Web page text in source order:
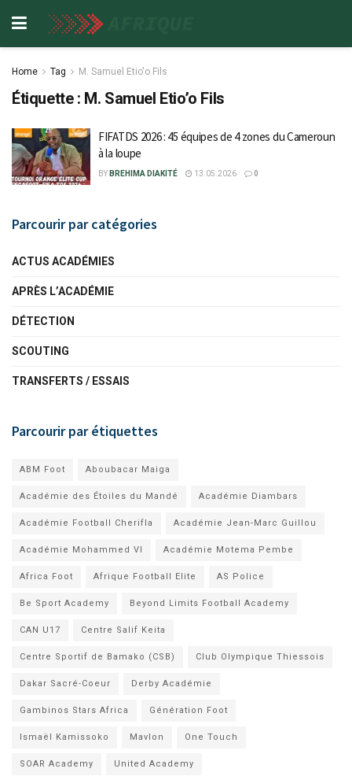
Home Tag M. Samuel Etio'o Fils
Étiquette : M. Samuel Etio’o Fils
FIFATDS 2026 : 45 équipes de 4 zones du Cameroun
à la loupe
BY BREHIMA DIAKITÉ 13.05.2026 0
Parcourir par catégories
ACTUS ACADÉMIES
APRÈS L’ACADÉMIE
DÉTECTION
SCOUTING
TRANSFERTS / ESSAIS
Parcourir par étiquettes
ABM Foot Aboubacar Maiga
Académie des Étoiles du Mandé Académie Diambars
Académie Football Cherifla Académie Jean-Marc Guillou
Académie Mohammed VI Académie Motema Pembe
Africa Foot Afrique Football Elite AS Police
Be Sport Academy Beyond Limits Football Academy
CAN U17 Centre Salif Keita
Centre Sportif de Bamako (CSB) Club Olympique Thiessois
Dakar Sacré-Coeur Derby Académie
Gambinos Stars Africa Génération Foot
Ismaël Kamissoko Mavlon One Touch
SOAR Academy United Academy